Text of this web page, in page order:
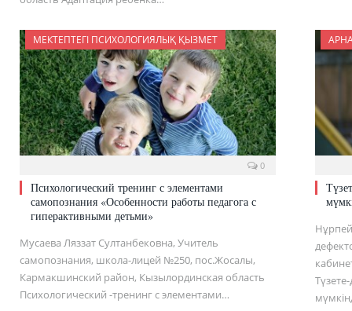
МЕКТЕПТЕГІ ПСИХОЛОГИЯЛЫҚ ҚЫЗМЕТ
0
Психологический тренинг с элементами
самопознания «Особенности работы педагога с
гиперактивными детьми»
Мусаева Ляззат Султанбековна, Учитель
самопознания, школа-лицей №250, пос.Жосалы,
Кармакшинский район, Кызылординская область
Психологический -тренинг с элементами…